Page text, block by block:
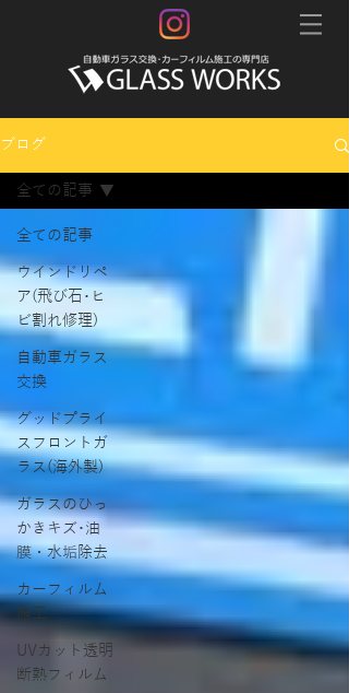
ブログ
全ての記事
ウインドリペ
ア(飛び石･ヒ
ビ割れ修理)
自動車ガラス
交換
グッドプライ
スフロントガ
ラス(海外製)
ガラスのひっ
かきキズ･油
膜・水垢除去
カーフィルム
施工
UVカット透明
断熱フィルム
全ての記事